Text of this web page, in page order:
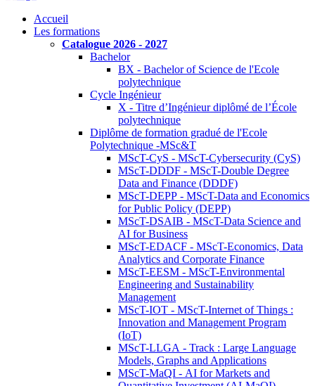
Accueil
Les formations
Catalogue 2026 - 2027
Bachelor
BX - Bachelor of Science de l'Ecole
polytechnique
Cycle Ingénieur
X - Titre d’Ingénieur diplômé de l’École
polytechnique
Diplôme de formation gradué de l'Ecole
Polytechnique -MSc&T
MScT-CyS - MScT-Cybersecurity (CyS)
MScT-DDDF - MScT-Double Degree
Data and Finance (DDDF)
MScT-DEPP - MScT-Data and Economics
for Public Policy (DEPP)
MScT-DSAIB - MScT-Data Science and
AI for Business
MScT-EDACF - MScT-Economics, Data
Analytics and Corporate Finance
MScT-EESM - MScT-Environmental
Engineering and Sustainability
Management
MScT-IOT - MScT-Internet of Things :
Innovation and Management Program
(IoT)
MScT-LLGA - Track : Large Language
Models, Graphs and Applications
MScT-MaQI - AI for Markets and